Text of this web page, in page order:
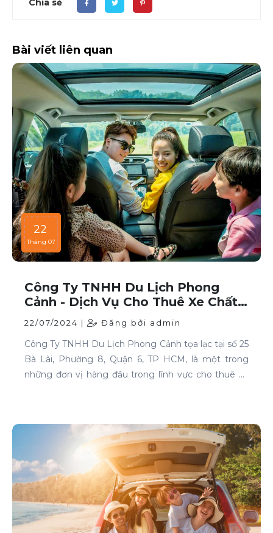
Chia sẻ
Bài viết liên quan
22
Tháng 07
Công Ty TNHH Du Lịch Phong
Cảnh - Dịch Vụ Cho Thuê Xe Chất
Lượng Cao Tại TP HCM
22/07/2024 | Đăng bởi admin
Công Ty TNHH Du Lịch Phong Cảnh tọa lạc tại số 25
Bà Lài, Phường 8, Quận 6, TP HCM, là một trong
những đơn vị hàng đầu trong lĩnh vực cho thuê xe